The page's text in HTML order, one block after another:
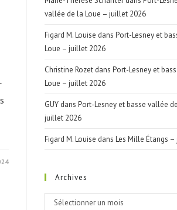
vallée de la Loue – juillet 2026
Figard M. Louise dans Port-Lesney et
Loue – juillet 2026
Christine Rozet dans Port-Lesney et
Loue – juillet 2026
GUY dans Port-Lesney et basse vallée
juillet 2026
Figard M. Louise dans Les Mille Étangs
Archives
Archives
Sélectionner un mois